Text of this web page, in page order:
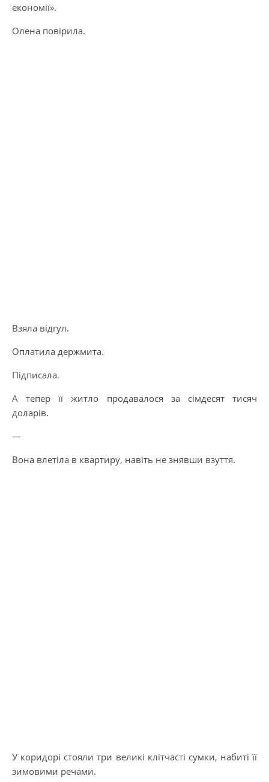
економії».
Олена повірила.
Взяла відгул.
Оплатила держмита.
Підписала.
А тепер її житло продавалося за сімдесят тисяч
доларів.
—
Вона влетіла в квартиру, навіть не знявши взуття.
У коридорі стояли три великі клітчасті сумки, набиті її
зимовими речами.